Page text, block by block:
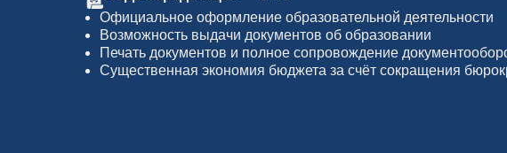
Официальное оформление образовательной деятельности
Возможность выдачи документов об образовании
Печать документов и полное сопровождение
Существенная экономия бюджета за счёт сокращения